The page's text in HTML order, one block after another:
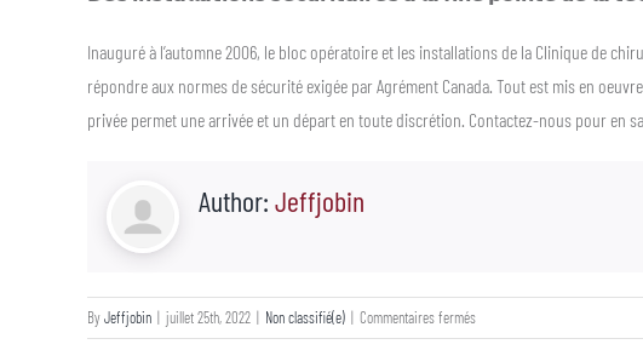
Inauguré à l’automne 2006, le bloc opératoire et les installations de la Clinique de
répondre aux normes de sécurité exigée par Agrément Canada. Tout est mis en
privée permet une arrivée et un départ en toute discrétion. Contactez-nous pour en
Author: Jeffjobin
ByJeffjobin | juillet 25th, 2022 | Non classifié(e) | Commentaires ferméssur